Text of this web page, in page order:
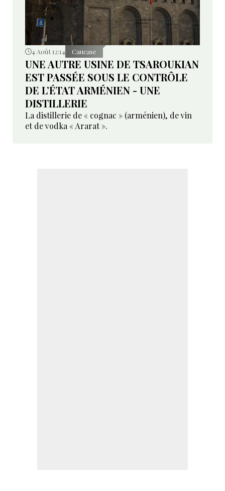
4 Août 12:14 Caucase
UNE AUTRE USINE DE TSAROUKIAN
EST PASSÉE SOUS LE CONTRÔLE
DE L’ÉTAT ARMÉNIEN - UNE
DISTILLERIE
La distillerie de « cognac » (arménien), de vin
et de vodka « Ararat ».